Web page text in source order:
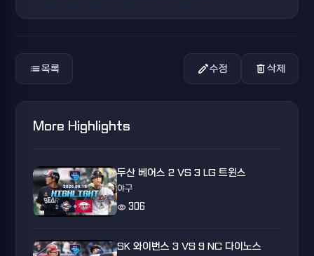
list목록 edit수정 delete삭제
More Highlights
두산 베어스 2 VS 3 LG 트윈스
야구
visibility 306
SK 와이번스 3 VS 9 NC 다이노스